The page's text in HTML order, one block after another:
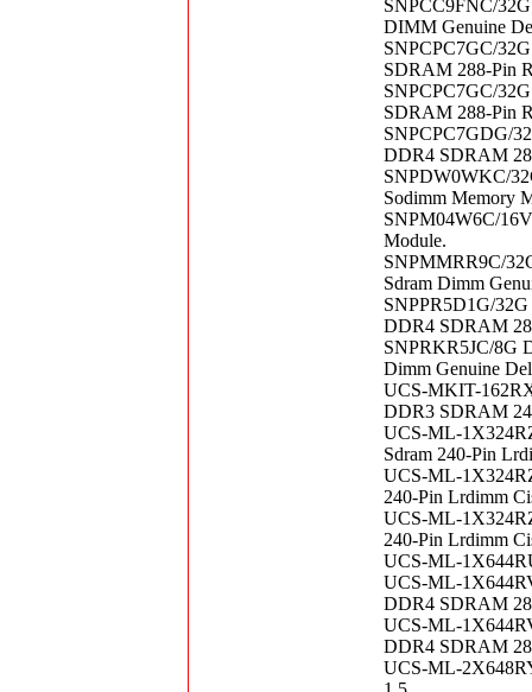
SNPCC9FNC/
DIMM Genuine
SNPCPC7GC/
SDRAM 288-Pin
SNPCPC7GC/
SDRAM 288-Pin
SNPCPC7GDG/
DDR4 SDRAM
SNPDW0WKC/
Sodimm Memory
SNPM04W6C/
Module.
SNPMMRR9C/
Sdram Dimm
SNPPR5D1G/
DDR4 SDRAM
SNPRKR5JC/8G
Dimm Genuine
UCS-MKIT-
DDR3 SDRAM
UCS-ML-
Sdram 240-Pin
UCS-ML-
240-Pin Lrdimm
UCS-ML-
240-Pin Lrdimm
UCS-ML-
UCS-ML-
DDR4 SDRAM
UCS-ML-
DDR4 SDRAM
UCS-ML-